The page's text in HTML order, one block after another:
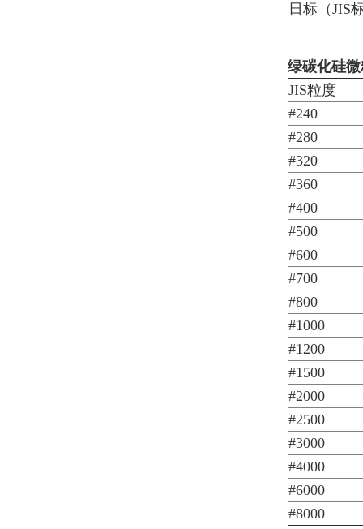
日标（JIS
绿碳化硅
JIS粒度
#240
#280
#320
#360
#400
#500
#600
#700
#800
#1000
#1200
#1500
#2000
#2500
#3000
#4000
#6000
#8000